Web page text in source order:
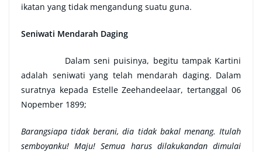
ikatan yang tidak mengandung suatu guna.
Seniwati Mendarah Daging
Dalam seni puisinya, begitu tampak Kartini
adalah seniwati yang telah mendarah daging. Dalam
suratnya kepada Estelle Zeehandeelaar, tertanggal 06
Nopember 1899;
Barangsiapa tidak berani, dia tidak bakal menang. Itulah
semboyanku! Maju! Semua harus dilakukandan dimulai